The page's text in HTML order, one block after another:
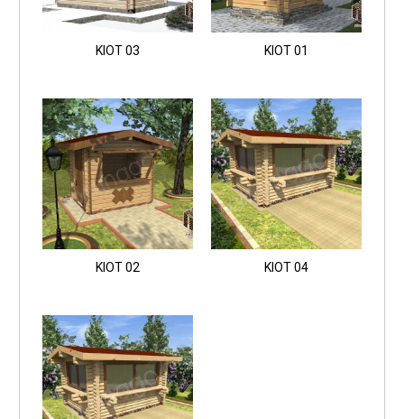
KIOT 03 KIOT 01
KIOT 02 KIOT 04